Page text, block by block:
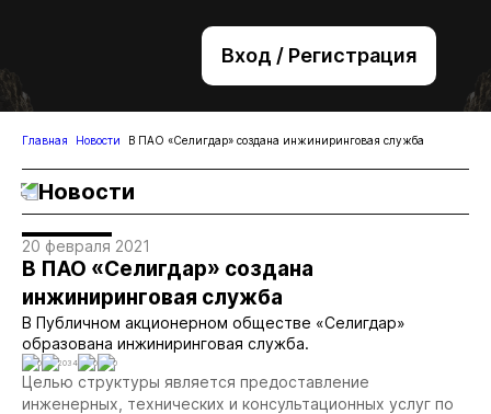
Вход / Регистрация
+7 (495) 221-76-32
bsv@zolteh.ru
Главная Новости В ПАО «Селигдар» создана инжиниринговая служба
Новости
20 февраля 2021
В ПАО «Селигдар» создана
инжиниринговая служба
В Публичном акционерном обществе «Селигдар»
образована инжиниринговая служба.
0 2034 0 0
Целью структуры является предоставление
инженерных, технических и консультационных услуг по